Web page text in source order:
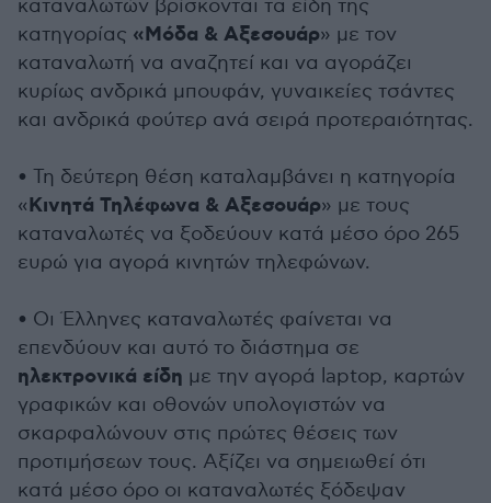
καταναλωτών βρίσκονται τα είδη της
κατηγορίας «Μόδα & Αξεσουάρ» με τον
καταναλωτή να αναζητεί και να αγοράζει
κυρίως ανδρικά μπουφάν, γυναικείες τσάντες
και ανδρικά φούτερ ανά σειρά προτεραιότητας.
• Τη δεύτερη θέση καταλαμβάνει η κατηγορία
«Κινητά Τηλέφωνα & Αξεσουάρ» με τους
καταναλωτές να ξοδεύουν κατά μέσο όρο 265
ευρώ για αγορά κινητών τηλεφώνων.
• Οι Έλληνες καταναλωτές φαίνεται να
επενδύουν και αυτό το διάστημα σε
ηλεκτρονικά είδη με την αγορά laptop, καρτών
γραφικών και οθονών υπολογιστών να
σκαρφαλώνουν στις πρώτες θέσεις των
προτιμήσεων τους. Αξίζει να σημειωθεί ότι
κατά μέσο όρο οι καταναλωτές ξόδεψαν